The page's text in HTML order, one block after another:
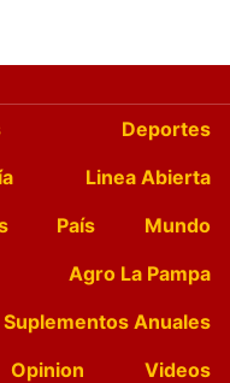
Deportes
Linea Abierta
País
Mundo
Agro La Pampa
Suplementos Anuales
Opinion
Videos